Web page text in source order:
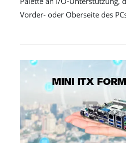
Vorder- oder Oberseite des